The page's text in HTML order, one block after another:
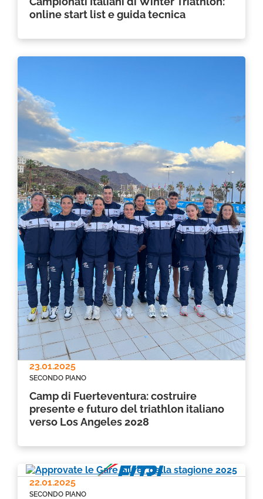
online start list e guida tecnica
23.01.2025
SECONDO PIANO
Camp di Fuerteventura: costruire
presente e futuro del triathlon italiano
verso Los Angeles 2028
22.01.2025
SECONDO PIANO